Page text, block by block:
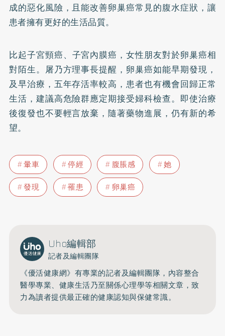
成的惡化風險，且能改善卵巢癌常見的腹水症狀，讓
患者擁有更好的生活品質。
比起子宮頸癌、子宮內膜癌，女性朋友對於卵巢癌相
對陌生。屠乃方理事長提醒，卵巢癌如能早期發現，
及早治療，五年存活率較高，患者也有機會回歸正常
生活，建議高危險群應定期接受婦科檢查。即使治療
後復發也不要輕言放棄，隨著藥物進展，仍有新的希
望。
暈車 停經 腹脹感
她
發現
罹患 卵巢癌
Uho編輯部
記者及編輯團隊
《優活健康網》有專業的記者及編輯團隊，內容整合
醫學專業、健康生活乃至關係心理學等相關文章，致
力為讀者提供最正確的健康認知與保健常識。